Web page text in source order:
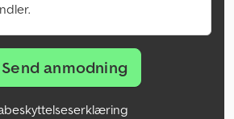
Send anmodning